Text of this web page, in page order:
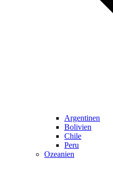
Argentinen
Bolivien
Chile
Peru
Ozeanien